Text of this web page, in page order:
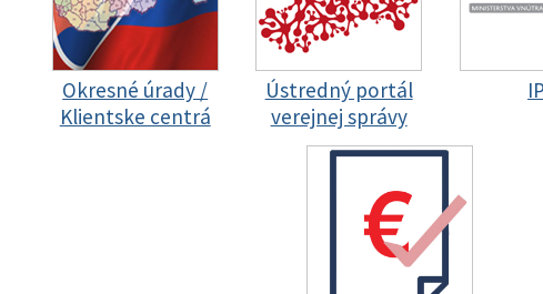
Okresné úrady /
Klientske centrá
Ústredný portál
verejnej správy